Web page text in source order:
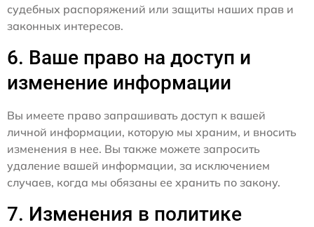
судебных распоряжений или защиты наших прав и
законных интересов.
6. Ваше право на доступ и
изменение информации
Вы имеете право запрашивать доступ к вашей
личной информации, которую мы храним, и вносить
изменения в нее. Вы также можете запросить
удаление вашей информации, за исключением
случаев, когда мы обязаны ее хранить по закону.
7. Изменения в политике